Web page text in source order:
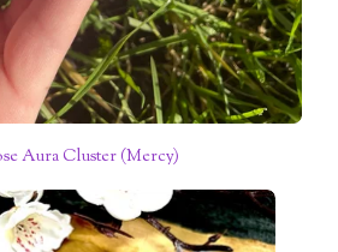
Aura Cluster (Mercy)